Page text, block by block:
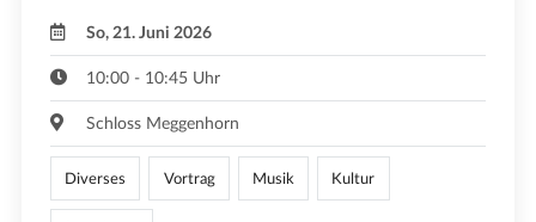
So, 21. Juni 2026
10:00 - 10:45 Uhr
Schloss Meggenhorn
Diverses Vortrag Musik Kultur